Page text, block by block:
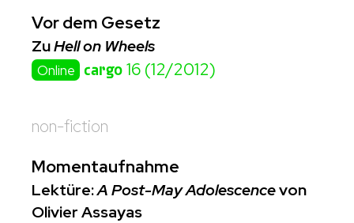
Vor dem Gesetz
ZuHell on Wheels
Online cargo 16 (12/2012)
non-fiction
Momentaufnahme
Lektüre:A Post-May Adolescencevon
Olivier Assayas